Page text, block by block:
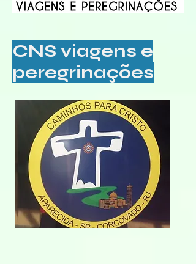
CNS viagens e
peregrinações